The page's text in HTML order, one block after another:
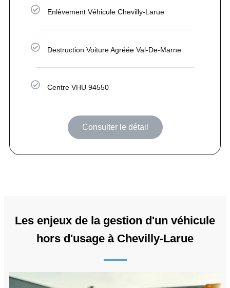
Enlèvement Véhicule Chevilly-Larue
Destruction Voiture Agréée Val-De-Marne
Centre VHU 94550
Consulter le détail
Les enjeux de la gestion d'un véhicule
hors d'usage à Chevilly-Larue